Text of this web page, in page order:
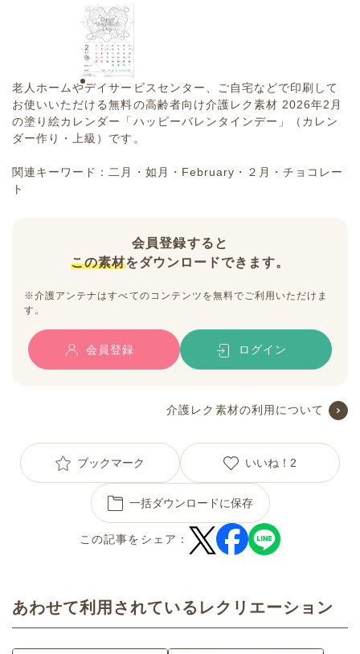
老人ホームやデイサービスセンター、ご自宅などで印刷して
お使いいただける無料の高齢者向け介護レク素材 2026年2月
の塗り絵カレンダー「ハッピーバレンタインデー」（カレン
ダー作り・上級）です。
関連キーワード：二月・如月・February・２月・チョコレー
ト
会員登録すると
この素材をダウンロードできます。
※介護アンテナはすべてのコンテンツを無料でご利用いただけま
す。
会員登録 ログイン
介護レク素材の利用について
ブックマーク いいね！ 2
一括ダウンロードに保存
この記事をシェア：
あわせて利用されているレクリエーション